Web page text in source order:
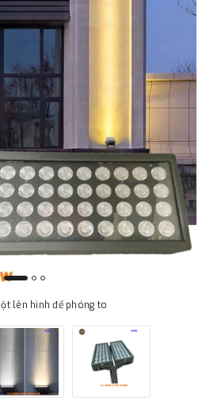
lên hình để phóng to